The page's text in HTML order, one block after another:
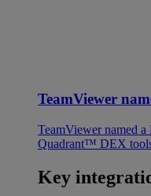
TeamViewer
TeamViewer named
Quadrant™ DEX
Key